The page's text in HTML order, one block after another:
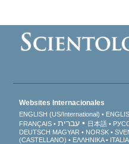
Websites Internacionales
ENGLISH (US/International)
FRANÇAIS
עברית 日本語
DEUTSCH MAGYAR NORSK
(CASTELLANO)
ΕΛΛΗΝΙΚA